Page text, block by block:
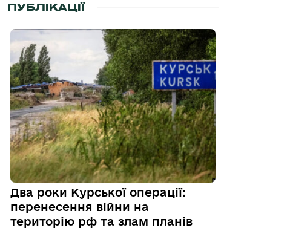
ПУБЛІКАЦІЇ
Два роки Курської операції:
перенесення війни на
територію рф та злам планів